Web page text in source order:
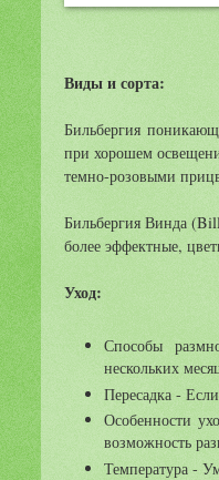
Виды и сорта:
Бильбергия
при хорошем
темно-розовыми
Бильбергия Винда
более эффектные,
Уход:
Способы
нескольких
Пересадка -
Особенности
возможность
Температура -